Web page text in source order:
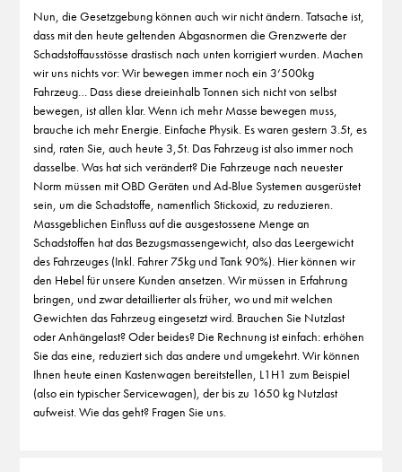
Nun, die Gesetzgebung können auch wir nicht ändern. Tatsache ist,
dass mit den heute geltenden Abgasnormen die Grenzwerte der
Schadstoffausstösse drastisch nach unten korrigiert wurden. Machen
wir uns nichts vor: Wir bewegen immer noch ein 3‘500kg
Fahrzeug… Dass diese dreieinhalb Tonnen sich nicht von selbst
bewegen, ist allen klar. Wenn ich mehr Masse bewegen muss,
brauche ich mehr Energie. Einfache Physik. Es waren gestern 3.5t, es
sind, raten Sie, auch heute 3,5t. Das Fahrzeug ist also immer noch
dasselbe. Was hat sich verändert? Die Fahrzeuge nach neuester
Norm müssen mit OBD Geräten und Ad-Blue Systemen ausgerüstet
sein, um die Schadstoffe, namentlich Stickoxid, zu reduzieren.
Massgeblichen Einfluss auf die ausgestossene Menge an
Schadstoffen hat das Bezugsmassengewicht, also das Leergewicht
des Fahrzeuges (Inkl. Fahrer 75kg und Tank 90%). Hier können wir
den Hebel für unsere Kunden ansetzen. Wir müssen in Erfahrung
bringen, und zwar detaillierter als früher, wo und mit welchen
Gewichten das Fahrzeug eingesetzt wird. Brauchen Sie Nutzlast
oder Anhängelast? Oder beides? Die Rechnung ist einfach: erhöhen
Sie das eine, reduziert sich das andere und umgekehrt. Wir können
Ihnen heute einen Kastenwagen bereitstellen, L1H1 zum Beispiel
(also ein typischer Servicewagen), der bis zu 1650 kg Nutzlast
aufweist. Wie das geht? Fragen Sie uns.